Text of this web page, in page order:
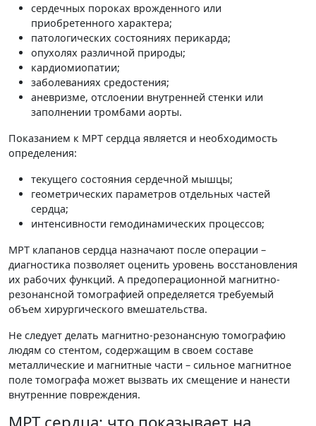
сердечных пороках врожденного или
приобретенного характера;
патологических состояниях перикарда;
опухолях различной природы;
кардиомиопатии;
заболеваниях средостения;
аневризме, отслоении внутренней стенки или
заполнении тромбами аорты.
Показанием к МРТ сердца является и необходимость
определения:
текущего состояния сердечной мышцы;
геометрических параметров отдельных частей
сердца;
интенсивности гемодинамических процессов;
МРТ клапанов сердца назначают после операции –
диагностика позволяет оценить уровень восстановления
их рабочих функций. А предоперационной магнитно-
резонансной томографией определяется требуемый
объем хирургического вмешательства.
Не следует делать магнитно-резонансную томографию
людям со стентом, содержащим в своем составе
металлические и магнитные части – сильное магнитное
поле томографа может вызвать их смещение и нанести
внутренние повреждения.